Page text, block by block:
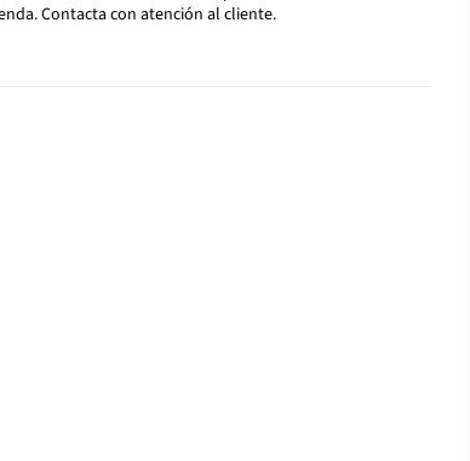
Contacta con atención al cliente.